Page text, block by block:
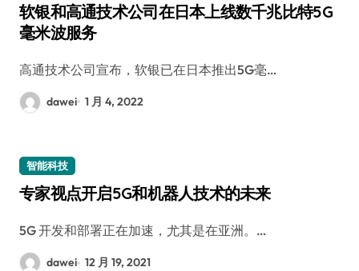
软银和高通技术公司在日本上线数千兆比特5G
毫米波服务
高通技术公司宣布，软银已在日本推出5G毫…
dawei 1 月 4, 2022
智能科技
专家视点开启5G和机器人技术的未来
5G 开发和部署正在加速，尤其是在亚洲。…
dawei 12 月 19, 2021